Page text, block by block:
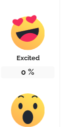
Excited
0 %